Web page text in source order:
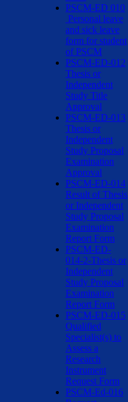
PSCM-ED 010
Personal leave
and sick leave
form for student
of PSCM
PSCM-ED-012
Thesis or
Independent
Study Title
Approval
PSCM-ED-013
Thesis or
Independent
Study Proposal
Examination
Approval
PSCM-ED-014
Result of Thesis
or Independent
Study Proposal
Examination
Report Form
PSCM-ED-
014-2-Thesis or
Independent
Study Proposal
Examination
Report Form
PSCM-ED-015
Qualified
Specialist(s) to
Assess a
Research
Instrument
Request Form
PSCM-Ed-016